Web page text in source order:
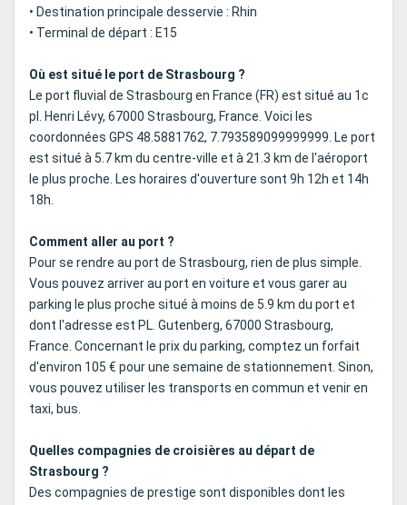
• Destination principale desservie : Rhin
• Terminal de départ : E15
Où est situé le port de Strasbourg ?
Le port fluvial de Strasbourg en France (FR) est situé au 1c
pl. Henri Lévy, 67000 Strasbourg, France. Voici les
coordonnées GPS 48.5881762, 7.793589099999999. Le port
est situé à 5.7 km du centre-ville et à 21.3 km de l'aéroport
le plus proche. Les horaires d'ouverture sont 9h 12h et 14h
18h.
Comment aller au port ?
Pour se rendre au port de Strasbourg, rien de plus simple.
Vous pouvez arriver au port en voiture et vous garer au
parking le plus proche situé à moins de 5.9 km du port et
dont l'adresse est PL. Gutenberg, 67000 Strasbourg,
France. Concernant le prix du parking, comptez un forfait
d'environ 105 € pour une semaine de stationnement. Sinon,
vous pouvez utiliser les transports en commun et venir en
taxi, bus.
Quelles compagnies de croisières au départ de
Strasbourg ?
Des compagnies de prestige sont disponibles dont les